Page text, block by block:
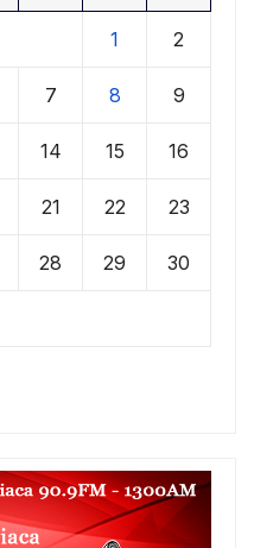
1 2
7 8 9
14 15 16
21 22 23
28 29 30